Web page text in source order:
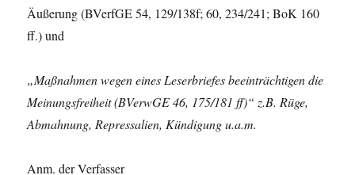
Äußerung (BVerfGE 54, 129/138f; 60, 234/241; BoK 160
ff.) und
„Maßnahmen wegen eines Leserbriefes beeinträchtigen die
Meinungsfreiheit (BVerwGE 46, 175/181 ff)“ z.B. Rüge,
Abmahnung, Repressalien, Kündigung u.a.m.
Anm. der Verfasser